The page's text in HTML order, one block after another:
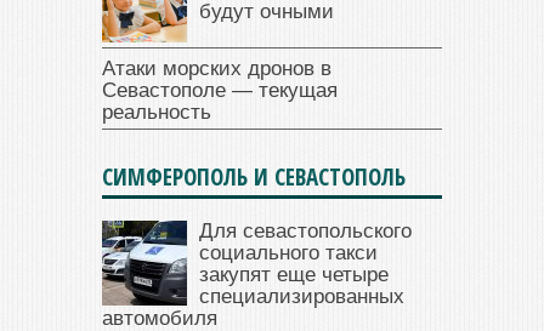
будут очными
Атаки морских дронов в
Севастополе — текущая
реальность
СИМФЕРОПОЛЬ И СЕВАСТОПОЛЬ
Для севастопольского
социального такси
закупят еще четыре
специализированных
автомобиля